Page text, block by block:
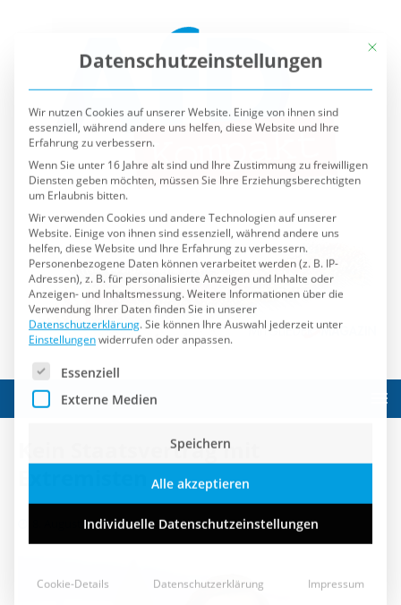
Kein Staatsvertrag mit
8. August 2018
Wir nutzen Cookies auf unserer Website. Einige von ihnen sind
essenziell, während andere uns helfen, diese Website und Ihre
Erfahrung zu verbessern.
Wenn Sie unter 16 Jahre alt sind und Ihre Zustimmung zu freiwilligen
Diensten geben möchten, müssen Sie Ihre Erziehungsberechtigten
um Erlaubnis bitten.
Wir verwenden Cookies und andere Technologien auf unserer
Website. Einige von ihnen sind essenziell, während andere uns
helfen, diese Website und Ihre Erfahrung zu verbessern.
Personenbezogene Daten können verarbeitet werden (z. B. IP-
Adressen), z. B. für personalisierte Anzeigen und Inhalte oder
Anzeigen- und Inhaltsmessung.Weitere Informationen über die
Verwendung Ihrer Daten finden Sie in unserer
Datenschutzerklärung. Sie können Ihre Auswahl jederzeit unter
Einstellungenwiderrufen oder anpassen.
Es folgt eine Liste der Service-Gruppen, für die eine
Externe Medien
Alle akzeptieren
Individuelle Datenschutzeinstellungen